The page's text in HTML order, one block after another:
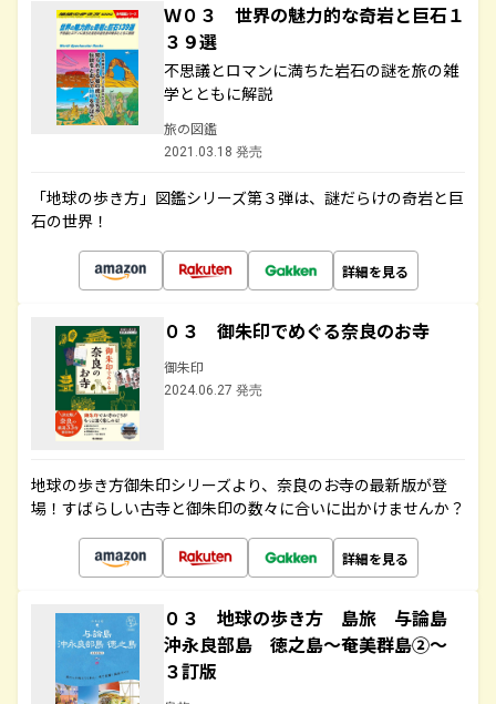
Ｗ０３ 世界の魅力的な奇岩と巨石１
３９選
不思議とロマンに満ちた岩石の謎を旅の雑
学とともに解説
旅の図鑑
2021.03.18 発売
「地球の歩き方」図鑑シリーズ第３弾は、謎だらけの奇岩と巨
石の世界！
詳細を見る
０３ 御朱印でめぐる奈良のお寺
御朱印
2024.06.27 発売
地球の歩き方御朱印シリーズより、奈良のお寺の最新版が登
場！すばらしい古寺と御朱印の数々に合いに出かけませんか？
詳細を見る
０３ 地球の歩き方 島旅 与論島
沖永良部島 徳之島～奄美群島②～
３訂版